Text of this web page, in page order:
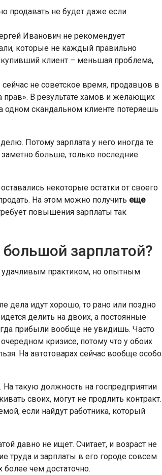
продавать не будет даже если
Иванович не рекомендует
которые не каждый правильно
купивший клиент – меньшая проблема,
не советское время, продавцов в
прав». В результате хамов и желающих
одном скандальном клиенте потеряешь
Потому зарплата у него иногда те
больше, только последние
некоторые остатки от своего
На этом можно получить еще
повышения зарплаты так
зарплатой?
удачливым практиком, но опытным
дела идут хорошо, то рано или поздно
делить на двоих, а постоянные
прибыли вообще не увидишь. Часто
кризисе, потому что у обоих
На автотоварах сейчас вообще особо
такую должность на госпредприятии
своих, могут не продлить контракт.
если найдут работника, который
давно не ищет. Считает, и возраст не
труда и зарплаты в его городе совсем
чем достаточно.